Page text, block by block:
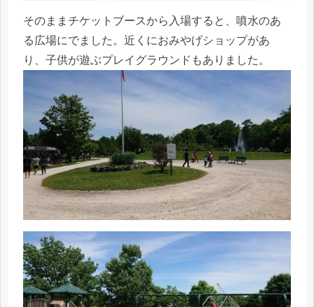
そのままチケットブースから入場すると、噴水のあ
る広場にでました。近くにおみやげショップがあ
り、子供が遊ぶプレイグラウンドもありました。